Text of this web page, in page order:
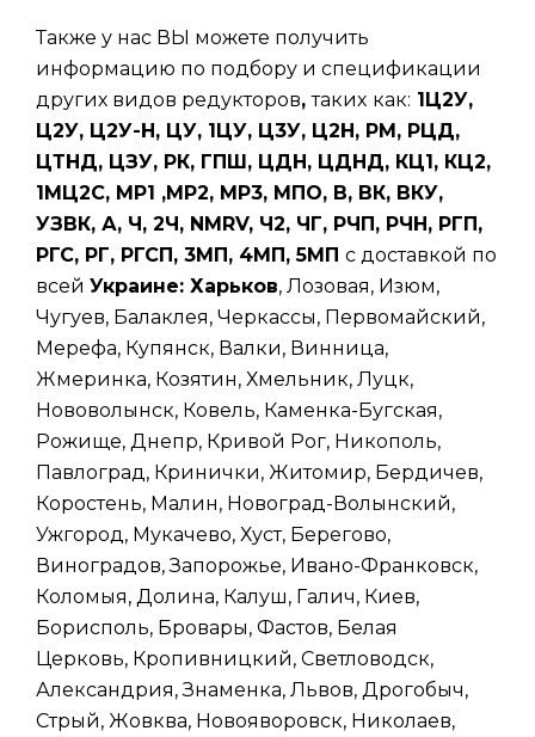
Также у нас ВЫ можете получить
информацию по подбору и спецификации
других видов редукторов,таких как: 1Ц2У,
Ц2У, Ц2У-Н, ЦУ, 1ЦУ, Ц3У, Ц2Н, РМ, РЦД,
ЦТНД, ЦЗУ, РК, ГПШ, ЦДН, ЦДНД, КЦ1, КЦ2,
1МЦ2С, МР1 ,МР2, МР3, МПО, В, ВК, ВКУ,
УЗВК, А, Ч, 2Ч, NMRV, Ч2, ЧГ, РЧП, РЧН, РГП,
РГС, РГ, РГСП, 3МП, 4МП, 5МП с доставкой по
всей Украине: Харьков, Лозовая, Изюм,
Чугуев, Балаклея, Черкассы, Первомайский,
Мерефа, Купянск, Валки, Винница,
Жмеринка, Козятин, Хмельник, Луцк,
Нововолынск, Ковель, Каменка-Бугская,
Рожище, Днепр, Кривой Рог, Никополь,
Павлоград, Кринички, Житомир, Бердичев,
Коростень, Малин, Новоград-Волынский,
Ужгород, Мукачево, Хуст, Берегово,
Виноградов, Запорожье, Ивано-Франковск,
Коломыя, Долина, Калуш, Галич, Киев,
Борисполь, Бровары, Фастов, Белая
Церковь, Кропивницкий, Светловодск,
Александрия, Знаменка, Львов, Дрогобыч,
Стрый, Жовква, Новояворовск, Николаев,